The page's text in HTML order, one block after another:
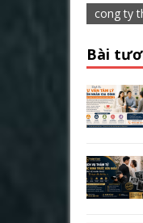
cong ty
Bài